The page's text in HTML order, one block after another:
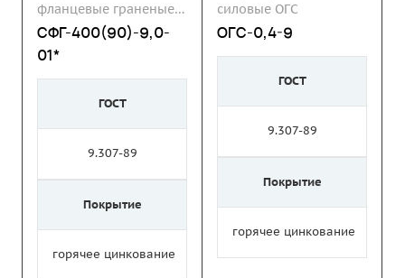
фланцевые граненые
СФГ
СФГ-400(90)-9,0-
01*
ГОСТ
9.307-89
Покрытие
горячее цинкование
силовые ОГС
ОГС-0,4-9
ГОСТ
9.307-89
Покрытие
горячее цинкование